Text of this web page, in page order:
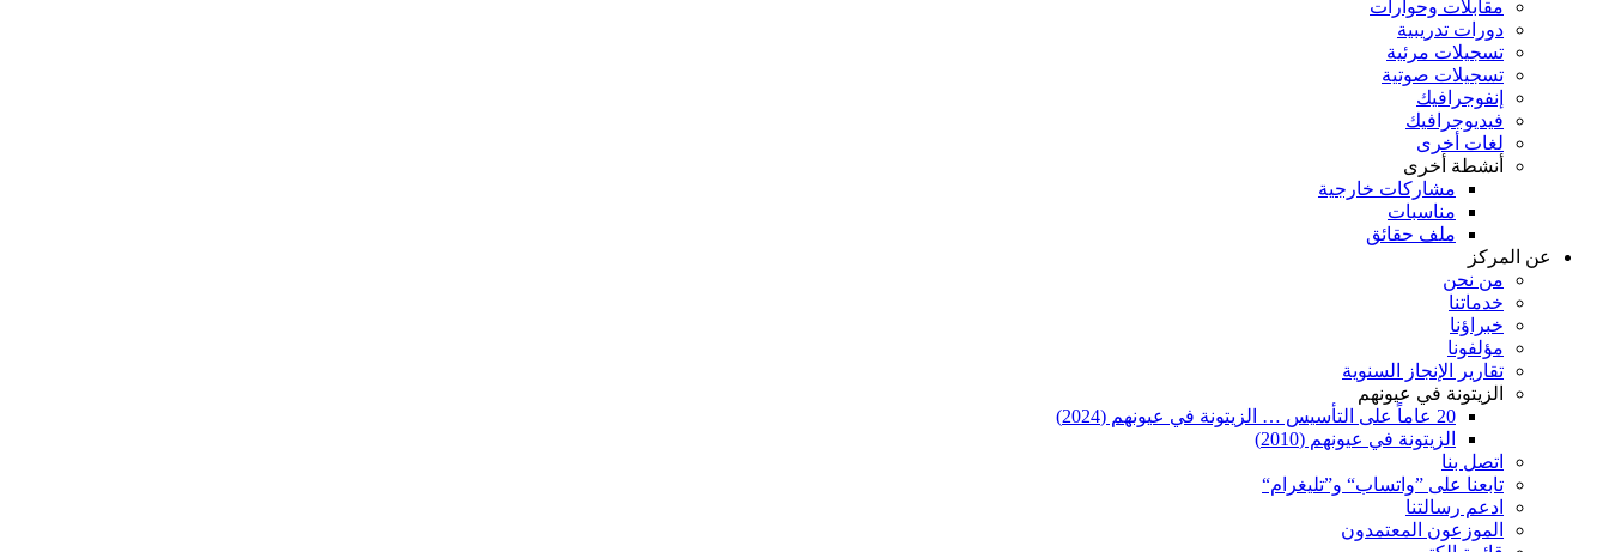
مقابلات وحوارات
دورات تدريبية
تسجيلات مرئية
تسجيلات صوتية
إنفوجرافيك
فيديوجرافيك
لغات أخرى
أنشطة أخرى
مشاركات خارجية
مناسبات
ملف حقائق
عن المركز
من نحن
خدماتنا
خبراؤنا
مؤلفونا
تقارير الإنجاز السنوية
الزيتونة في عيونهم
20 عاماً على التأسيس … الزيتونة في عيونهم (2024)
الزيتونة في عيونهم (2010)
اتصل بنا
تابعنا على ”واتساب“ و”تليغرام“
ادعم رسالتنا
الموزعون المعتمدون